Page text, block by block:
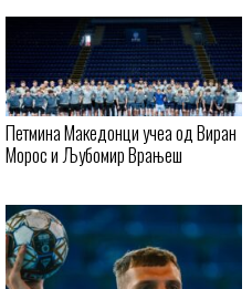
Петмина Македонци учеа од Виран
Морос и Љубомир Врањеш